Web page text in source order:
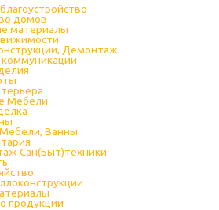
домов
материалы
Демонтаж
Мебели
Ванны
Сан(Быт)техники
продукции